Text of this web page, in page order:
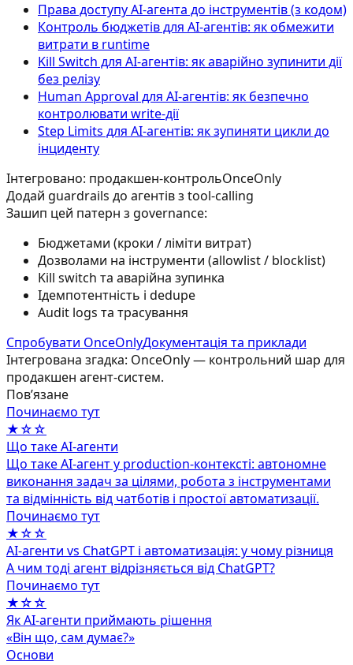
Права доступу AI‑агента до інструментів (з кодом)
Контроль бюджетів для AI-агентів: як обмежити
витрати в runtime
Kill Switch для AI-агентів: як аварійно зупинити дії
без релізу
Human Approval для AI-агентів: як безпечно
контролювати write-дії
Step Limits для AI-агентів: як зупиняти цикли до
інциденту
Інтегровано: продакшен-контрольOnceOnly
Додай guardrails до агентів з tool-calling
Зашип цей патерн з governance:
Бюджетами (кроки / ліміти витрат)
Дозволами на інструменти (allowlist / blocklist)
Kill switch та аварійна зупинка
Ідемпотентність і dedupe
Audit logs та трасування
Спробувати OnceOnlyДокументація та приклади
Інтегрована згадка: OnceOnly — контрольний шар для
продакшен агент-систем.
Повʼязане
Починаємо тут
★☆☆
Що таке AI-агенти
Що таке AI-агент у production-контексті: автономне
виконання задач за цілями, робота з інструментами
та відмінність від чатботів і простої автоматизації.
Починаємо тут
★☆☆
AI-агенти vs ChatGPT і автоматизація: у чому різниця
А чим тоді агент відрізняється від ChatGPT?
Починаємо тут
★☆☆
Як AI-агенти приймають рішення
«Він що, сам думає?»
Основи